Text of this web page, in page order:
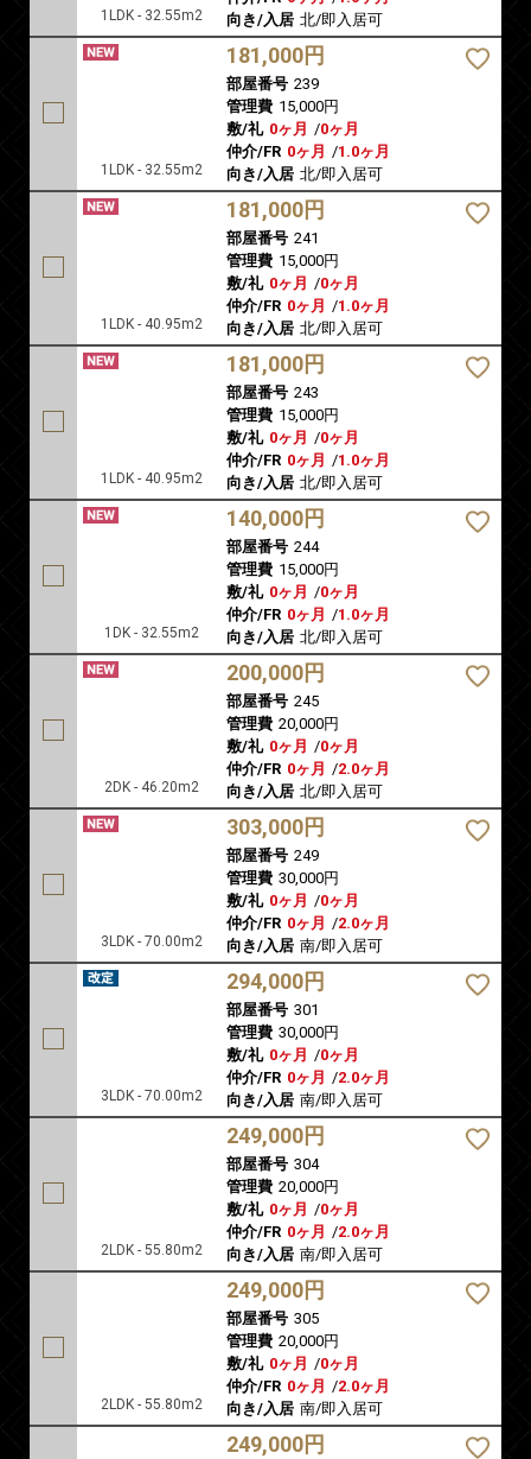
1LDK - 32.55m2
向き/入居 北/即入居可
1LDK - 32.55m2
181,000円
部屋番号 239
管理費 15,000円
敷/礼 0ヶ月 /0ヶ月
仲介/FR 0ヶ月 /1.0ヶ月
向き/入居 北/即入居可
1LDK - 40.95m2
181,000円
部屋番号 241
管理費 15,000円
敷/礼 0ヶ月 /0ヶ月
仲介/FR 0ヶ月 /1.0ヶ月
向き/入居 北/即入居可
1LDK - 40.95m2
181,000円
部屋番号 243
管理費 15,000円
敷/礼 0ヶ月 /0ヶ月
仲介/FR 0ヶ月 /1.0ヶ月
向き/入居 北/即入居可
1DK - 32.55m2
140,000円
部屋番号 244
管理費 15,000円
敷/礼 0ヶ月 /0ヶ月
仲介/FR 0ヶ月 /1.0ヶ月
向き/入居 北/即入居可
2DK - 46.20m2
200,000円
部屋番号 245
管理費 20,000円
敷/礼 0ヶ月 /0ヶ月
仲介/FR 0ヶ月 /2.0ヶ月
向き/入居 北/即入居可
3LDK - 70.00m2
303,000円
部屋番号 249
管理費 30,000円
敷/礼 0ヶ月 /0ヶ月
仲介/FR 0ヶ月 /2.0ヶ月
向き/入居 南/即入居可
3LDK - 70.00m2
294,000円
部屋番号 301
管理費 30,000円
敷/礼 0ヶ月 /0ヶ月
仲介/FR 0ヶ月 /2.0ヶ月
向き/入居 南/即入居可
2LDK - 55.80m2
249,000円
部屋番号 304
管理費 20,000円
敷/礼 0ヶ月 /0ヶ月
仲介/FR 0ヶ月 /2.0ヶ月
向き/入居 南/即入居可
2LDK - 55.80m2
249,000円
部屋番号 305
管理費 20,000円
敷/礼 0ヶ月 /0ヶ月
仲介/FR 0ヶ月 /2.0ヶ月
向き/入居 南/即入居可
249,000円